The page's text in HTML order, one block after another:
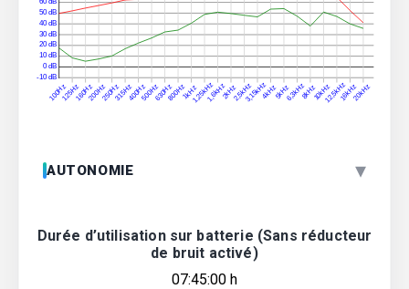
AUTONOMIE ▾
Durée d’utilisation sur batterie (Sans réducteur
de bruit activé)
07:45:00 h